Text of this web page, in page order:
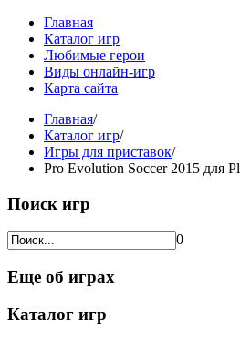
Главная
Каталог игр
Любимые герои
Виды онлайн-игр
Карта сайта
Главная/
Каталог игр/
Игры для приставок/
Pro Evolution Soccer 2015 для
Поиск игр
0
Еще об играх
Каталог игр